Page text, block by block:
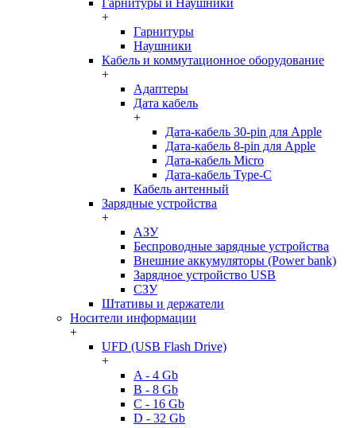
+
Гарнитуры
Наушники
Кабель и коммутационное оборудование
+
Адаптеры
Дата кабель
+
Дата-кабель 30-pin для Apple
Дата-кабель 8-pin для Apple
Дата-кабель Micro
Дата-кабель Type-C
Кабель антенный
Зарядные устройства
+
АЗУ
Беспроводные зарядные устройства
Внешние аккумуляторы (Power bank)
Зарядное устройство USB
СЗУ
Штативы и держатели
Носители информации
+
UFD (USB Flash Drive)
+
A - 4 Gb
B - 8 Gb
C - 16 Gb
D - 32 Gb